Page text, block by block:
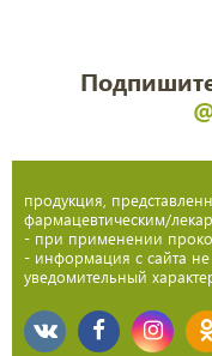
продукция,
фармацевтическим/
- при применении
- информация с сайта
уведомительный